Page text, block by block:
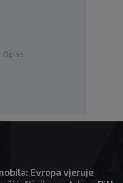
Oglas
Evropa vjeruje